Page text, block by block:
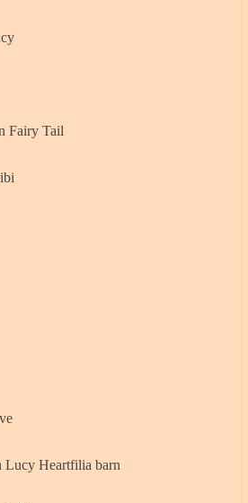
Fairy Tail
Lucy Heartfilia barn